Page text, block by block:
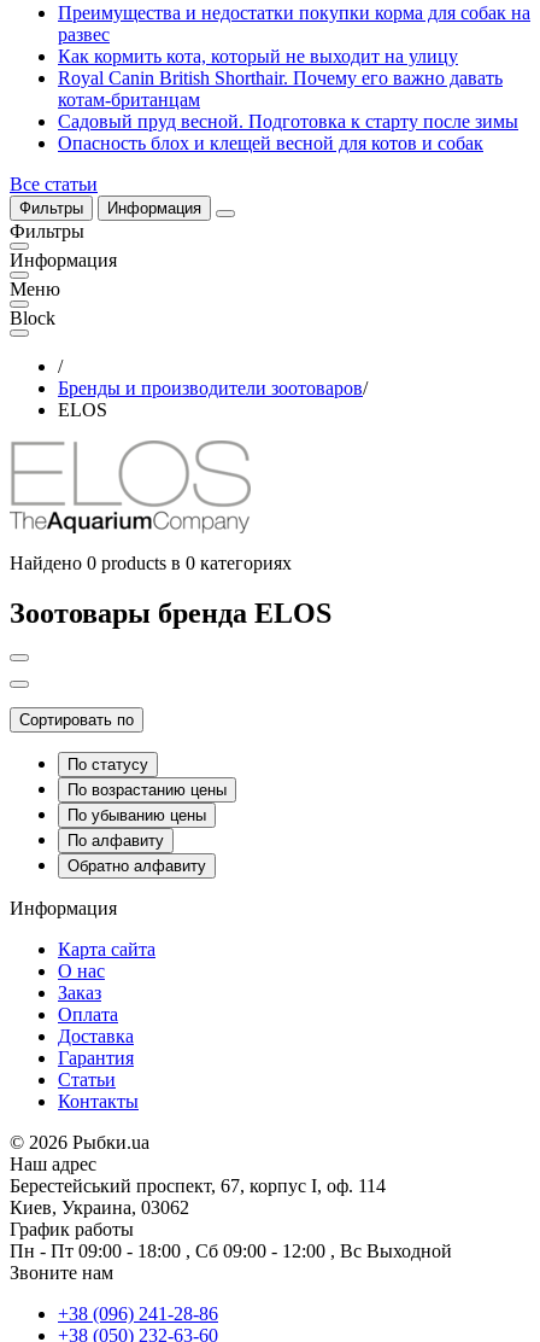
Преимущества и недостатки покупки корма для собак на
развес
Как кормить кота, который не выходит на улицу
Royal Canin British Shorthair. Почему его важно давать
котам-британцам
Садовый пруд весной. Подготовка к старту после зимы
Опасность блох и клещей весной для котов и собак
Все статьи
Фильтры Информация
Фильтры
Информация
Меню
Block
/
Бренды и производители зоотоваров/
ELOS
Найдено 0 products в 0 категориях
Зоотовары бренда ELOS
Сортировать по
По статусу
По возрастанию цены
По убыванию цены
По алфавиту
Обратно алфавиту
Информация
Карта сайта
О нас
Заказ
Оплата
Доставка
Гарантия
Статьи
Контакты
© 2026 Рыбки.ua
Наш адрес
Берестейський проспект, 67, корпус I, оф. 114
Киев, Украина, 03062
График работы
Пн - Пт 09:00 - 18:00 , Сб 09:00 - 12:00 , Вс Выходной
Звоните нам
+38 (096) 241-28-86
+38 (050) 232-63-60